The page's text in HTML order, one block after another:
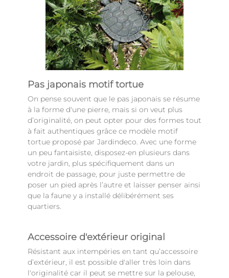
Pas japonais motif tortue
On pense souvent que le pas japonais se résume
à la forme d'une pierre, mais si on veut plus
d’originalité, on peut opter pour des formes tout
à fait authentiques grâce ce modèle motif
tortue proposé par Jardindeco. Avec une forme
un peu fantaisiste, disposez-en plusieurs dans
votre jardin, plus spécifiquement dans un
endroit de passage, pour juste permettre de
poser un pied après l’autre et laisser penser ainsi
que la faune y a installé délibérément ses
quartiers.
Accessoire d'extérieur original
Résistant aux intempéries en tant qu’accessoire
d’extérieur, il est possible d'aller très loin dans
l'originalité car il peut se mettre sur la pelouse,